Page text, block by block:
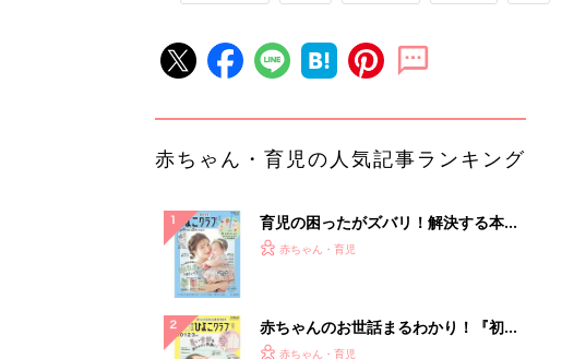
赤ちゃん・育児の人気記事ランキング
育児の困ったがズバリ！解決する本
『ひよこクラブ 夏号』 4カ月～2才
赤ちゃん・育児
赤ちゃんのお世話まるわかり！『初め
てのひよこクラブ 夏号』〈巻頭大特
赤ちゃん・育児